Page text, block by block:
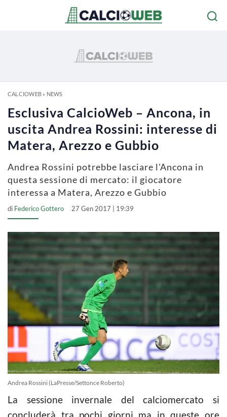
CALCIOWEB» NEWS
Esclusiva CalcioWeb – Ancona, in
uscita Andrea Rossini: interesse di
Matera, Arezzo e Gubbio
Andrea Rossini potrebbe lasciare l'Ancona in
questa sessione di mercato: il giocatore
interessa a Matera, Arezzo e Gubbio
di Federico Gottero 27 Gen 2017 | 19:39
Andrea Rossini (LaPresse/Settonce Roberto)
La sessione invernale del calciomercato si
concluderà tra pochi giorni ma in queste ore